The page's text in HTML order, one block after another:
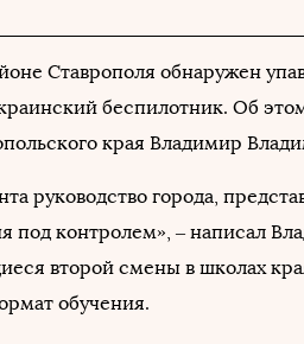
Ставрополя обнаружен
беспилотник. Об
края Владимир
руководство города,
под контролем», – написал
второй смены в школах
обучения.